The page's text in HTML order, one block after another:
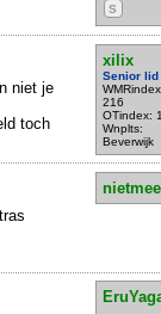
S
xilix
Senior lid
216
OTindex:
Wnplts:
Beverwijk
niet je
toch